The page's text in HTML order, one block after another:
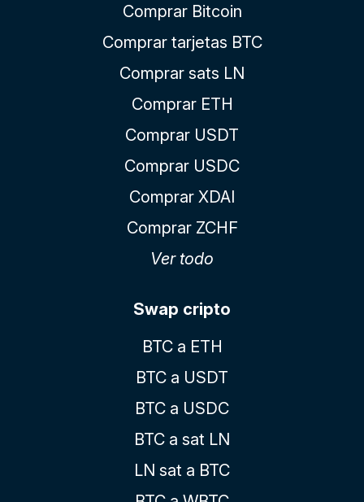
Comprar Bitcoin
Comprar tarjetas BTC
Comprar sats LN
Comprar ETH
Comprar USDT
Comprar USDC
Comprar XDAI
Comprar ZCHF
Ver todo
Swap cripto
BTC a ETH
BTC a USDT
BTC a USDC
BTC a sat LN
LN sat a BTC